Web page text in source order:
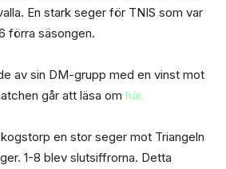
En stark seger för TNIS som var
förra säsongen.
av sin DM-grupp med en vinst mot
går att läsa om här.
en stor seger mot Triangeln
1-8 blev slutsiffrorna. Detta